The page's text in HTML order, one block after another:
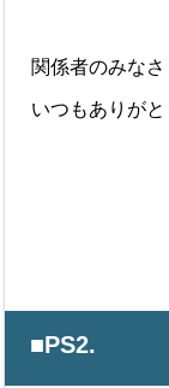
関係者のみなさ
いつもありがと
■PS2.